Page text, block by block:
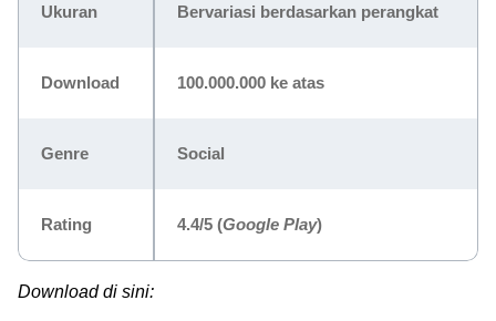
Ukuran Bervariasi berdasarkan perangkat
Download 100.000.000 ke atas
Genre Social
Rating 4.4/5 (Google Play)
Download di sini: